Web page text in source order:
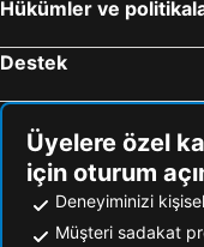
Hükümler ve
Destek
Üyelere özel
için oturum
Deneyiminizi
Müşteri sadakat